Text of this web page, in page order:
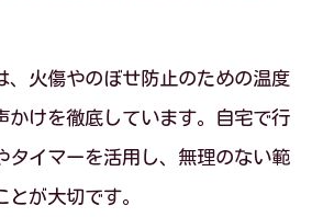
、火傷やのぼせ防止のための温度
かけを徹底しています。自宅で行
タイマーを活用し、無理のない範
とが大切です。